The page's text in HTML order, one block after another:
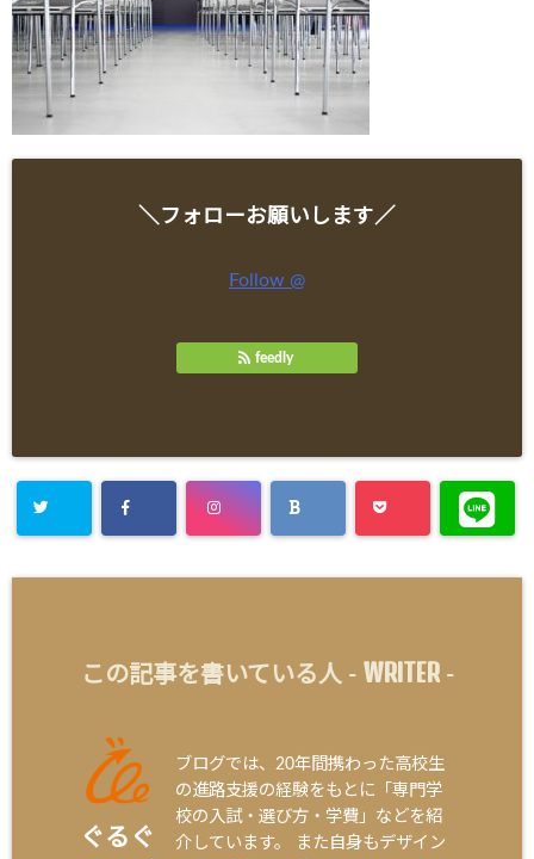
＼フォローお願いします／
Follow @
feedly
この記事を書いている人 - WRITER-
ぐるぐ
ブログでは、20年間携わった高校生
の進路支援の経験をもとに「専門学
校の入試・選び方・学費」などを紹
介しています。 また自身もデザイン